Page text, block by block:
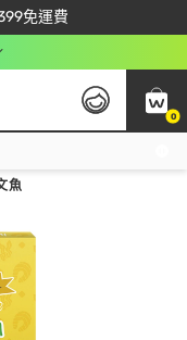
免運費
獨家優惠即減$50
0
魚